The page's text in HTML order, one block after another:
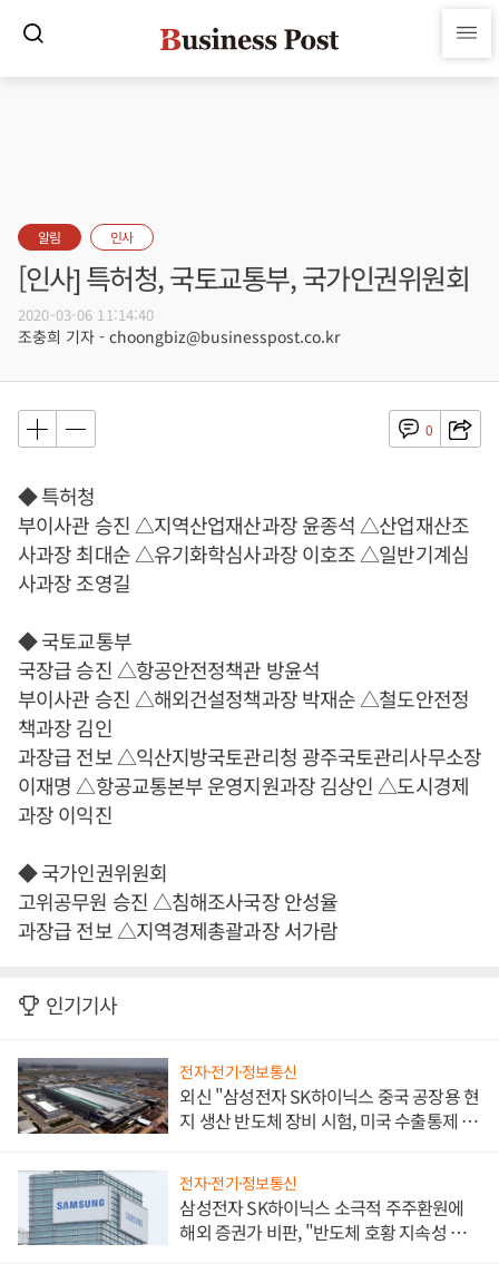
알림 인사
[인사] 특허청, 국토교통부, 국가인권위원회
2020-03-06 11:14:40
조충희 기자 - choongbiz@businesspost.co.kr
0
◆ 특허청
부이사관 승진 △지역산업재산과장 윤종석 △산업재산조
사과장 최대순 △유기화학심사과장 이호조 △일반기계심
사과장 조영길
◆ 국토교통부
국장급 승진 △항공안전정책관 방윤석
부이사관 승진 △해외건설정책과장 박재순 △철도안전정
책과장 김인
과장급 전보 △익산지방국토관리청 광주국토관리사무소장
이재명 △항공교통본부 운영지원과장 김상인 △도시경제
과장 이익진
◆ 국가인권위원회
고위공무원 승진 △침해조사국장 안성율
과장급 전보 △지역경제총괄과장 서가람
인기기사
전자·전기·정보통신
외신 "삼성전자 SK하이닉스 중국 공장용 현
지 생산 반도체 장비 시험, 미국 수출통제 대
전자·전기·정보통신
삼성전자 SK하이닉스 소극적 주주환원에
해외 증권가 비판, "반도체 호황 지속성 의